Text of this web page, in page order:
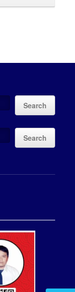
Search
Search